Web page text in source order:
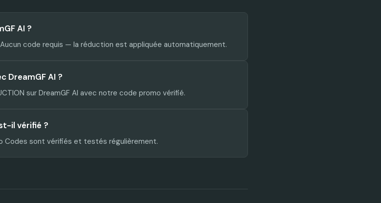
AI ?
Aucun code requis — la réduction est appliquée automatiquement.
DreamGF AI ?
sur DreamGF AI avec notre code promo vérifié.
il vérifié ?
Codes sont vérifiés et testés régulièrement.